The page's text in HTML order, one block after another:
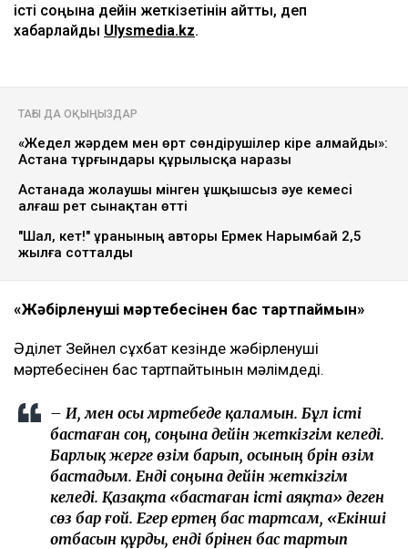
істі соңына дейін жеткізетінін айтты, деп
хабарлайды Ulysmedia.kz.
ТАҒЫ ДА ОҚЫҢЫЗДАР
«Жедел жәрдем мен өрт сөндірушілер кіре алмайды»:
Астана тұрғындары құрылысқа наразы
Астанада жолаушы мінген ұшқышсыз әуе кемесі
алғаш рет сынақтан өтті
"Шал, кет!" ұранының авторы Ермек Нарымбай 2,5
жылға сотталды
«Жәбірленуші мәртебесінен бас тартпаймын»
Әділет Зейнел сұхбат кезінде жәбірленуші
мәртебесінен бас тартпайтынын мәлімдеді.
– Иә, мен осы мәртебеде қаламын. Бұл істі
бастаған соң, соңына дейін жеткізгім келеді.
Барлық жерге өзім барып, осының бәрін өзім
бастадым. Енді соңына дейін жеткізгім
келеді. Қазақта «бастаған істі аяқта» деген
сөз бар ғой. Егер ертең бас тартсам, «Екінші
отбасын құрды, енді бәрінен бас тартып